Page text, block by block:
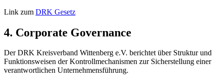
Link zum DRK Gesetz
4. Corporate Governance
Der DRK Kreisverband Wittenberg e.V. berichtet über Struktur und
Funktionsweisen der Kontrollmechanismen zur Sicherstellung einer
verantwortlichen Unternehmensführung.